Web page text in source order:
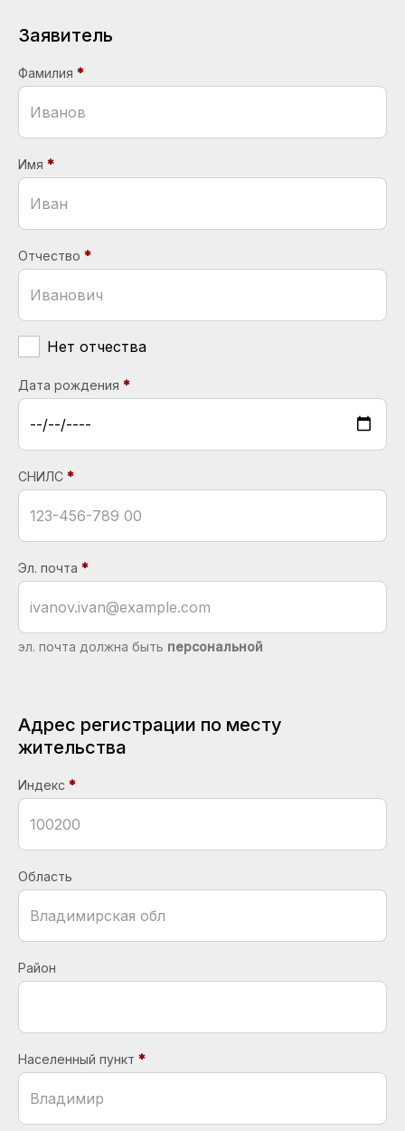
Заявитель
Фамилия
Имя
Отчество
Нет отчества
Дата рождения
СНИЛС
Эл. почта
эл. почта должна быть персональной
Адрес регистрации по месту
жительства
Индекс
Область
Район
Населенный пункт